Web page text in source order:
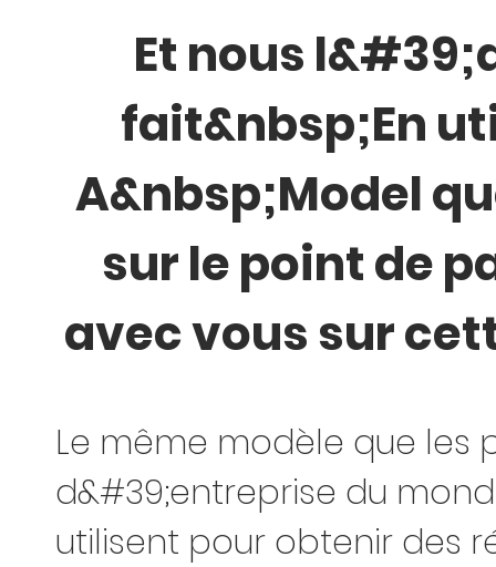
Et nous
fait&nbsp;En
A&nbsp;Model
sur le point de
avec vous sur
Le même modèle que les
d&#39;entreprise du
utilisent pour obtenir des